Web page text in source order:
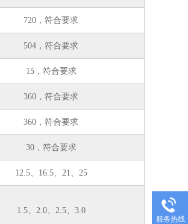
720，符合要求
504，符合要求
15，符合要求
360，符合要求
360，符合要求
30，符合要求
12.5、16.5、21、25
1.5、2.0、2.5、3.0
服务热线